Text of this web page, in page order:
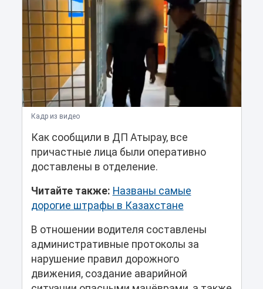
Кадр из видео
Как сообщили в ДП Атырау, все
причастные лица были оперативно
доставлены в отделение.
Читайте также: Названы самые
дорогие штрафы в Казахстане
В отношении водителя составлены
административные протоколы за
нарушение правил дорожного
движения, создание аварийной